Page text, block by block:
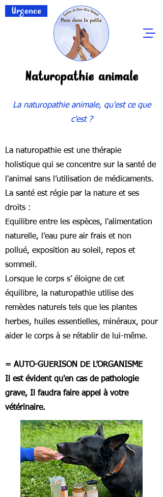
Urgence
Naturopathie animale
La naturopathie animale, qu'est ce que
c'est ?
La naturopathie est une thérapie
holistique qui se concentre sur la santé de
l'animal sans l’utilisation de médicaments.
La santé est régie par la nature et ses
droits :
Equilibre entre les espèces, l'alimentation
naturelle, l’eau pure air frais et non
pollué, exposition au soleil, repos et
sommeil.
Lorsque le corps s’ éloigne de cet
équilibre, la naturopathie utilise des
remèdes naturels tels que les plantes
herbes, huiles essentielles, minéraux, pour
aider le corps à se rétablir de lui-même.
= AUTO-GUERISON DE L’ORGANISME
Il est évident qu'en cas de pathologie
grave, Il faudra faire appel à votre
vétérinaire.